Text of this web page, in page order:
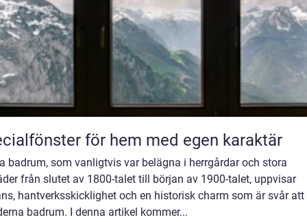
för hem med egen karaktär
badrum, som vanligtvis var belägna i herrgårdar och stora
från slutet av 1800-talet till början av 1900-talet, uppvisar
hantverksskicklighet och en historisk charm som är svår
badrum. I denna artikel kommer...